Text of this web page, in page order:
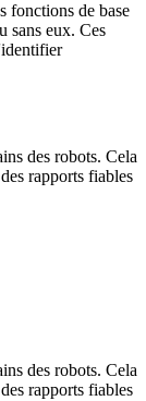
fonctions de base
sans eux. Ces
des robots. Cela
rapports fiables
des robots. Cela
rapports fiables